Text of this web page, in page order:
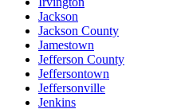
Jackson
Jackson County
Jamestown
Jefferson County
Jeffersontown
Jeffersonville
Jenkins